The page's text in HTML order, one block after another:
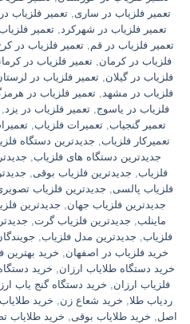
تعمیر فلزیاب در ساری,تعمیر فلزیاب
تعمیر فلزیاب در شهرکرد,تعمیر
تعمیر فلزیاب در قم,تعمیر فلزیاب در
فلزیاب در کرمان, تعمیر فلزیاب در
فلزیاب در گیلان, تعمیر فلزیاب در
فلزیاب در مشهد, تعمیر فلزیاب در
فلزیاب در یاسوج, تعمیر فلزیاب در یزد,
تعمیر گنجیاب,تعمیرات فلزیاب,
تعمیرکار فلزیاب, جدیدترین دستگاه
جدیدترین دستگاه های فلزیاب,
فلزیاب, جدیدترین فلزیاب بوقی,
فلزیاب پالسی, جدیدترین فلزیاب
جدیدترین فلزیاب جهان, جدیدترین
ماینلب, جدیدترین فلزیاب گرت,
فلزیاب, جدیدترین مدل فلزیاب,
خريد فلزياب در اصفهان, خرید بهترین
خرید دستگاه طلایاب ارزان, خرید
فلزیاب ارزان, خرید دستگاه گنج یاب
ردیاب طلا, خرید شعاع زن, خرید طلایاب
اصل, خرید طلایاب بوقی, خرید طلایاب